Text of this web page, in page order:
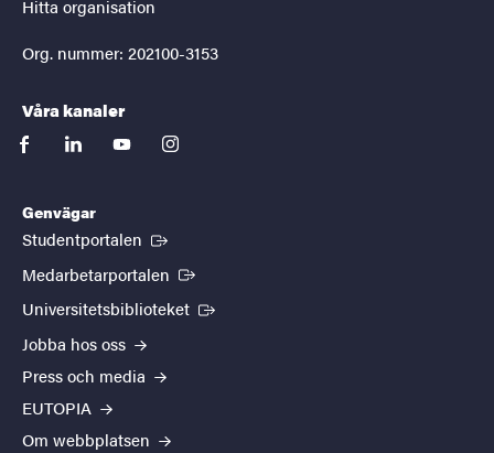
Hitta organisation
Org. nummer: 202100-3153
Våra kanaler
facebooklinkedinyoutubeinstagram
Genvägar
Studentportalen (Extern länk)
Medarbetarportalen (Extern länk)
Universitetsbiblioteket (Extern länk)
Jobba hos oss
Press och media
EUTOPIA
Om webbplatsen